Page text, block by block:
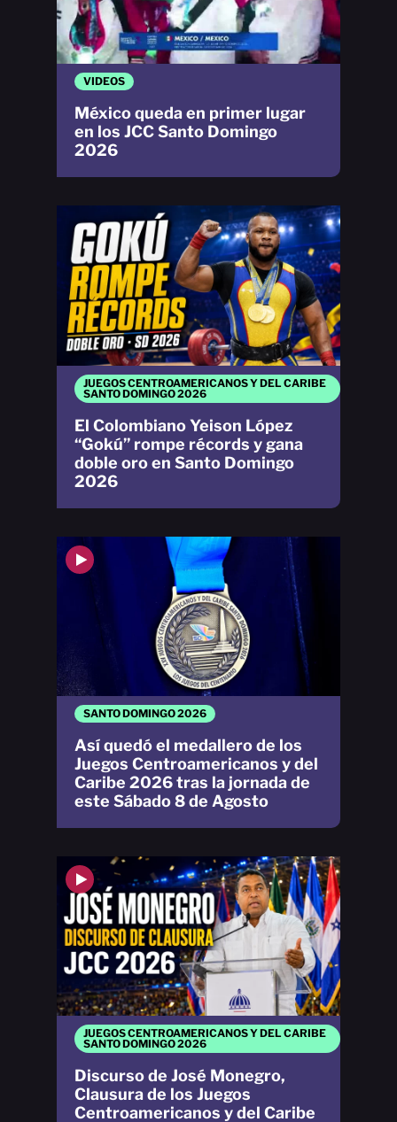
VIDEOS
México queda en primer lugar
en los JCC Santo Domingo
2026
JUEGOS CENTROAMERICANOS Y DEL CARIBE
SANTO DOMINGO 2026
Discurso de José Monegro,
Clausura de los Juegos
Centroamericanos y del Caribe
SANTO DOMINGO 2026
Así quedó el medallero de los
Juegos Centroamericanos y del
Caribe 2026 tras la jornada de
este Sábado 8 de Agosto
JUEGOS CENTROAMERICANOS Y DEL CARIBE
SANTO DOMINGO 2026
El Colombiano Yeison López
“Gokú” rompe récords y gana
doble oro en Santo Domingo
2026